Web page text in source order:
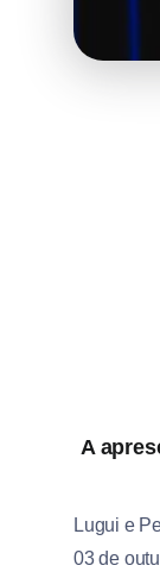
A
Lugui e
03 de